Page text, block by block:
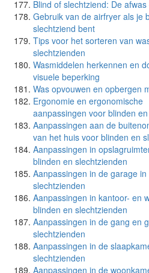
Blind of slechtziend: De afwas
Gebruik van de airfryer als je
slechtziend bent
Tips voor het sorteren van
slechtzienden
Wasmiddelen herkennen en
visuele beperking
Was opvouwen en opbergen
Ergonomie en ergonomische
aanpassingen voor blinden
Aanpassingen aan de
van het huis voor blinden en
Aanpassingen in
blinden en slechtzienden
Aanpassingen in de garage
slechtzienden
Aanpassingen in kantoor- en
blinden en slechtzienden
Aanpassingen in de gang en
slechtzienden
Aanpassingen in de
slechtzienden
Aanpassingen in de